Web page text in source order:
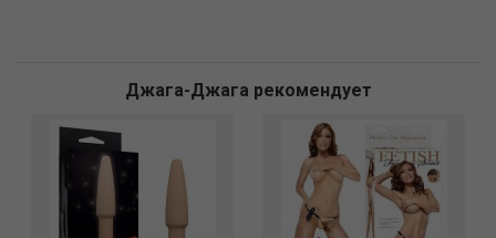
Джага-Джага рекомендует